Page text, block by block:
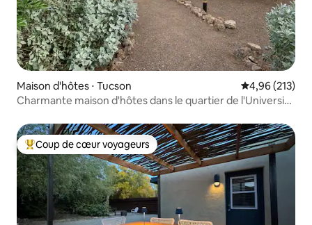
Maison d'hôtes ⋅ Tucson Évaluation
4,96 (213)
Charmante maison d'hôtes dans le quartier de l'Université
Coups de cœur voyageurs les plus appréciés
Coup de cœur voyageurs